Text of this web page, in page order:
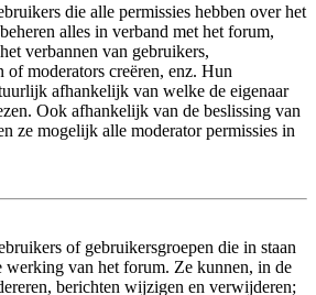
die alle permissies hebben over het
alles in verband met het forum,
verbannen van gebruikers,
of moderators creëren, enz. Hun
afhankelijk van welke de eigenaar
Ook afhankelijk van de beslissing van
ze mogelijk alle moderator permissies in
of gebruikersgroepen die in staan
werking van het forum. Ze kunnen, in de
berichten wijzigen en verwijderen;